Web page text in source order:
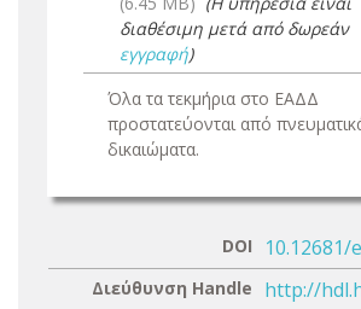
διαθέσιμη μετά από δωρεάν
εγγραφή)
Όλα τα τεκμήρια στο ΕΑΔΔ
προστατεύονται από
δικαιώματα.
DOI 10.12681/
Διεύθυνση Handle http://